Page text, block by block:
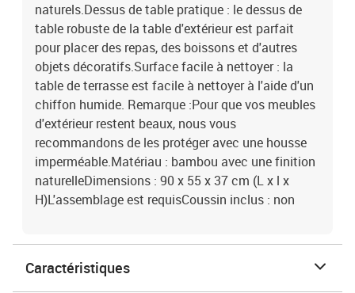
naturels.Dessus de table pratique : le dessus de
table robuste de la table d'extérieur est parfait
pour placer des repas, des boissons et d'autres
objets décoratifs.Surface facile à nettoyer : la
table de terrasse est facile à nettoyer à l'aide d'un
chiffon humide. Remarque :Pour que vos meubles
d'extérieur restent beaux, nous vous
recommandons de les protéger avec une housse
imperméable.Matériau : bambou avec une finition
naturelleDimensions : 90 x 55 x 37 cm (L x l x
H)L'assemblage est requisCoussin inclus : non
Caractéristiques